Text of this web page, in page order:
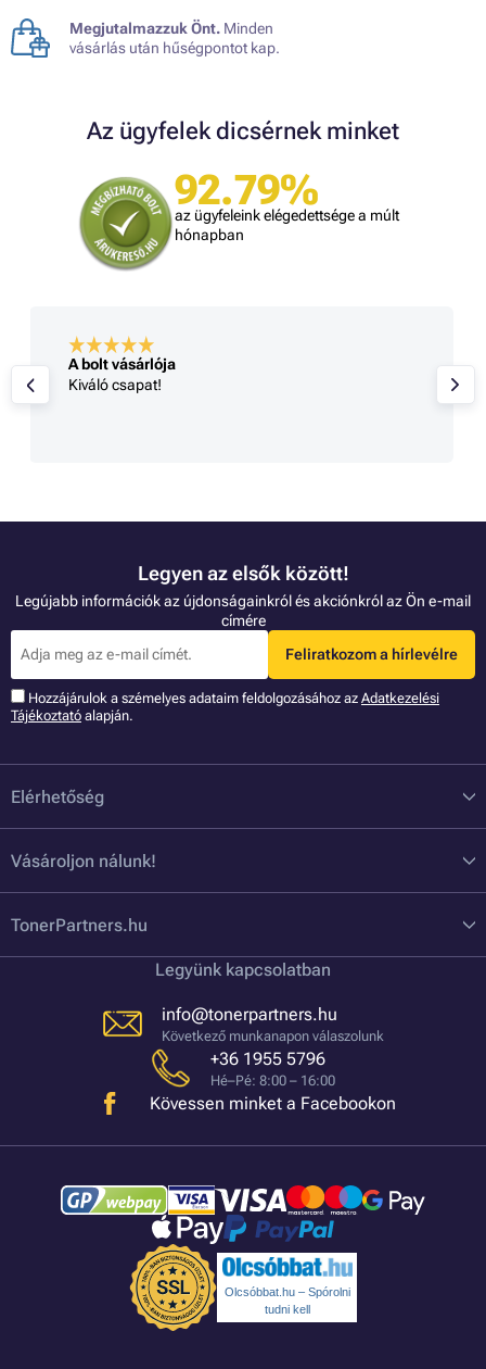
Megjutalmazzuk Önt. Minden
vásárlás után hűségpontot kap.
Az ügyfelek dicsérnek minket
92.79%
az ügyfeleink elégedettsége a múlt
hónapban
A bolt vásárlója
Kiváló csapat!
Legyen az elsők között!
Legújabb információk az újdonságainkról és akciónkról az Ön e-mail
címére
Feliratkozom a hírlevélre
Hozzájárulok a szémelyes adataim feldolgozásához az Adatkezelési
Tájékoztató alapján.
Elérhetőség
Vásároljon nálunk!
TonerPartners.hu
Legyünk kapcsolatban
info@tonerpartners.hu
Következő munkanapon válaszolunk
+36 1955 5796
Hé–Pé: 8:00 – 16:00
Kövessen minket a Facebookon
Olcsóbbat.hu – Spórolni
tudni kell